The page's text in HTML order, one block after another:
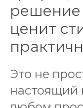
решение
ценит
Это не
настоящий